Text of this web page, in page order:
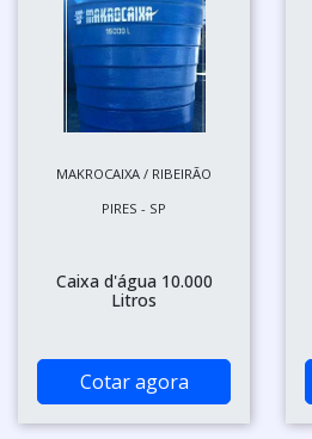
MAKROCAIXA / RIBEIRÃO
PIRES - SP
Caixa d'água 10.000
Litros
Cotar agora